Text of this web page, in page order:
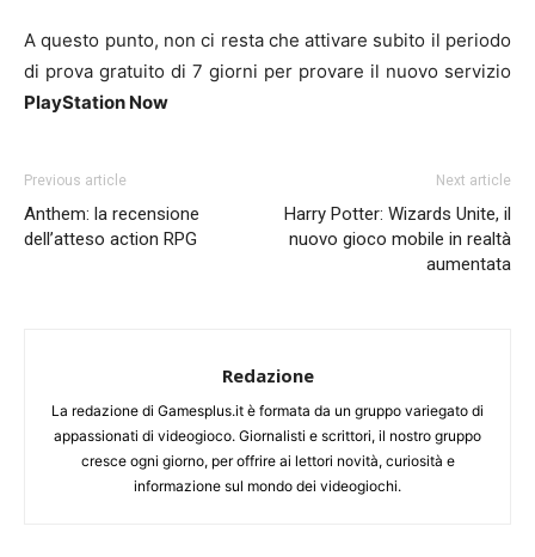
A questo punto, non ci resta che attivare subito il periodo
di prova gratuito di 7 giorni per provare il nuovo servizio
PlayStation Now
Previous article
Anthem: la recensione
dell’atteso action RPG
Next article
Harry Potter: Wizards Unite, il
nuovo gioco mobile in realtà
aumentata
Redazione
La redazione di Gamesplus.it è formata da un gruppo variegato di
appassionati di videogioco. Giornalisti e scrittori, il nostro gruppo
cresce ogni giorno, per offrire ai lettori novità, curiosità e
informazione sul mondo dei videogiochi.